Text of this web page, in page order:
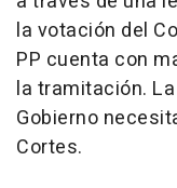
la votación del
PP cuenta con
la tramitación.
Gobierno
Cortes.